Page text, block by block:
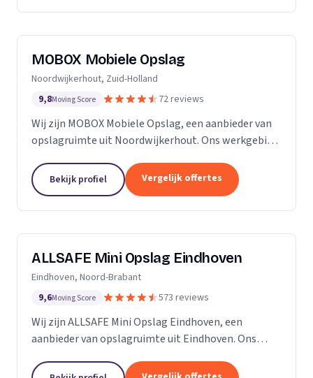
MOBOX Mobiele Opslag
Noordwijkerhout, Zuid-Holland
9,8Moving Score 72 reviews
Wij zijn MOBOX Mobiele Opslag, een aanbieder van
opslagruimte uit Noordwijkerhout. Ons werkgebied
Bekijk profiel Vergelijk offertes
ALLSAFE Mini Opslag Eindhoven
Eindhoven, Noord-Brabant
9,6Moving Score 573 reviews
Wij zijn ALLSAFE Mini Opslag Eindhoven, een
aanbieder van opslagruimte uit Eindhoven. Ons